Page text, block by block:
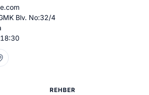
Blv. No:32/4
REHBER